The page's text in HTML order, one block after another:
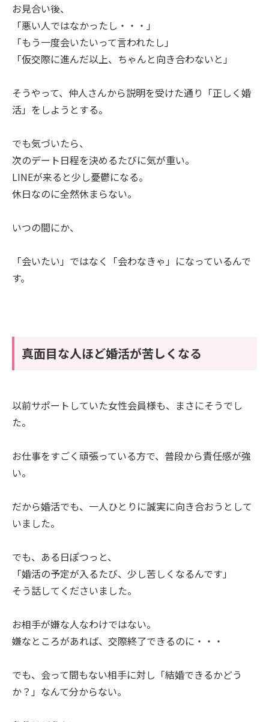
お見合い後、
「悪い人ではなかったし・・・」
「もう一度会いたいって言われたし」
「仮交際に進んだ以上、ちゃんと向き合わないと」
そうやって、仲人さんから説明を受けた通り「正しく婚
活」をしようとする。
でも気づいたら、
次のデート日程を決めるたびに気が重い。
LINEが来ると少し憂鬱になる。
休日なのに全然休まらない。
いつの間にか、
「会いたい」ではなく「会わなきゃ」になっているんで
す。
真面目な人ほど婚活が苦しくなる
以前サポートしていた女性会員様も、まさにそうでし
た。
お仕事をすごく頑張っている方で、普段から責任感が強
い。
だから婚活でも、一人ひとりに誠実に向き合おうとして
いました。
でも、ある日ぽつっと、
「婚活の予定が入るたび、少し苦しくなるんです」
そう話してくださいました。
お相手が嫌な人なわけではない。
嫌なところがあれば、交際終了できるのに・・・
でも、会って間もない相手に対し「結婚できるかどう
か？」なんて分からない。